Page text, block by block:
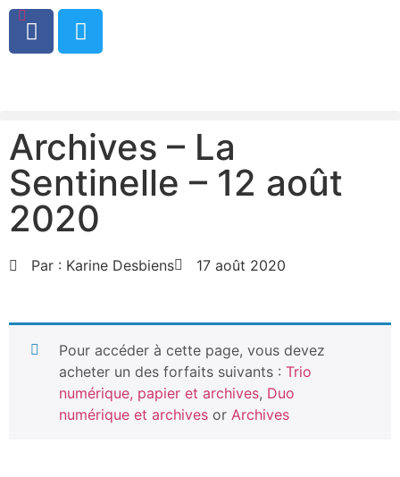
0
Archives – La
Sentinelle – 12 août
2020
Par : Karine Desbiens 17 août 2020
Pour accéder à cette page, vous devez
acheter un des forfaits suivants : Trio
numérique, papier et archives, Duo
numérique et archives or Archives